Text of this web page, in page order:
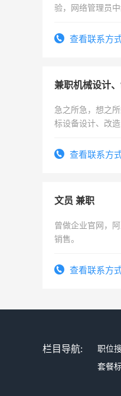
验，网络管理员
有高低压电工证和
查看联系方
急之所急，想之
标设备设计、改
结识有识之士，共
查看联系方
文员 兼职
曾做企业官网，
销售。
查看联系方
栏目导航: 职位
套餐